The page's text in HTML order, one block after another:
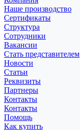
Наше производство
Сертификаты
Структура
Сотрудники
Вакансии
Стать представителем
Новости
Статьи
Реквизиты
Партнеры
Контакты
Контакты
Помощь
Как купить